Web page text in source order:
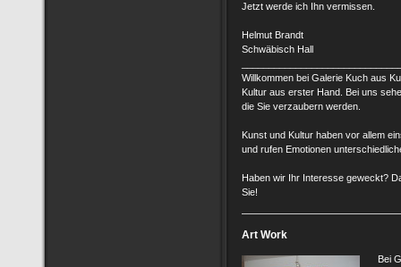
Jetzt werde ich Ihn vermissen.
Helmut Brandt
Schwäbisch Hall
Willkommen bei Galerie Kuch aus
Kultur aus erster Hand. Bei uns
die Sie verzaubern werden.
Kunst und Kultur haben vor allem
und rufen Emotionen
Haben wir Ihr Interesse geweckt?
Sie!
Art Work
Bei